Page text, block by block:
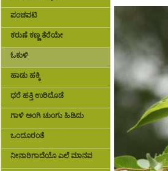
ಪಂಚವಟಿ
ಕರುಣೆ ಕಣ್ಣ ತೆರೆಯೇ
ಓಕುಳಿ
ಹಾಡು ಹಕ್ಕಿ
ಧರೆ ಹತ್ತಿ ಉರಿದೊಡೆ
ಗಾಳಿ ಅಂಗಿ ಚುಂಗು ಹಿಡಿದು
ಒಂದೂರಂತೆ
ನೀನಾರಿಗಾದೆಯೊ ಎಲೆ ಮಾನವ